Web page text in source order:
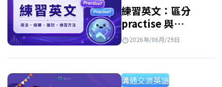
練習英文：區分
practise 與
practice，以及免費
2026年/06月/29日
溝通交流英語